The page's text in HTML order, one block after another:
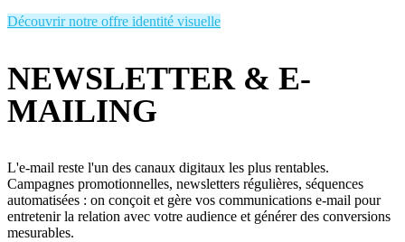
Découvrir notre offre identité visuelle
NEWSLETTER & E-
MAILING
L'e-mail reste l'un des canaux digitaux les plus rentables.
Campagnes promotionnelles, newsletters régulières, séquences
automatisées : on conçoit et gère vos communications e-mail pour
entretenir la relation avec votre audience et générer des conversions
mesurables.